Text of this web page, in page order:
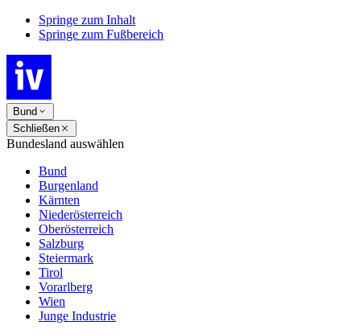
Springe zum Inhalt
Springe zum Fußbereich
Bund
Schließen
Bundesland auswählen
Bund
Burgenland
Kärnten
Niederösterreich
Oberösterreich
Salzburg
Steiermark
Tirol
Vorarlberg
Wien
Junge Industrie